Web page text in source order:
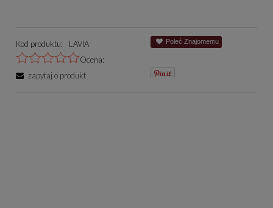
Kod produktu:
LAVIA
Ocena:
zapytaj o produkt
Poleć Znajomemu